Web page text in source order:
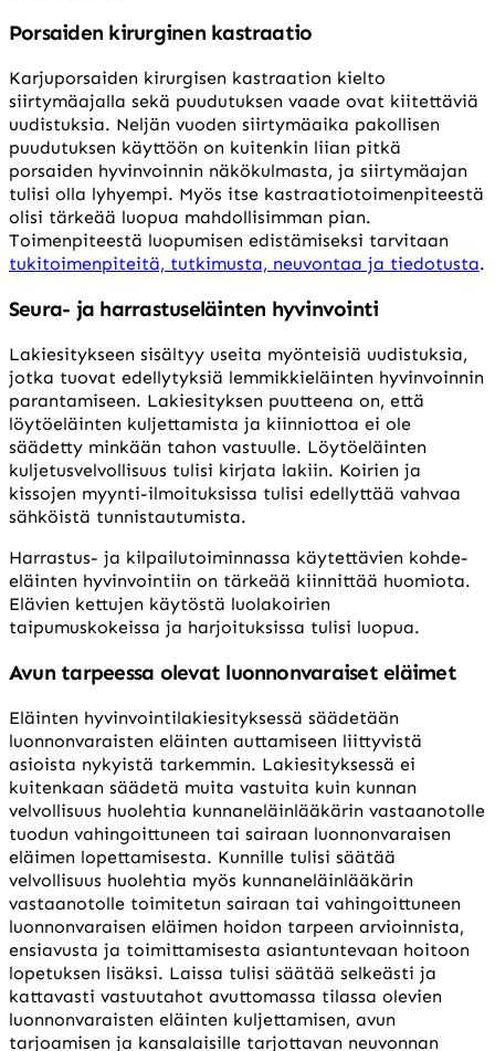
Porsaiden kirurginen kastraatio
Karjuporsaiden kirurgisen kastraation kielto
siirtymäajalla sekä puudutuksen vaade ovat kiitettäviä
uudistuksia. Neljän vuoden siirtymäaika pakollisen
puudutuksen käyttöön on kuitenkin liian pitkä
porsaiden hyvinvoinnin näkökulmasta, ja siirtymäajan
tulisi olla lyhyempi. Myös itse kastraatiotoimenpiteestä
olisi tärkeää luopua mahdollisimman pian.
Toimenpiteestä luopumisen edistämiseksi tarvitaan
tukitoimenpiteitä, tutkimusta, neuvontaa ja tiedotusta.
Seura- ja harrastuseläinten hyvinvointi
Lakiesitykseen sisältyy useita myönteisiä uudistuksia,
jotka tuovat edellytyksiä lemmikkieläinten hyvinvoinnin
parantamiseen. Lakiesityksen puutteena on, että
löytöeläinten kuljettamista ja kiinniottoa ei ole
säädetty minkään tahon vastuulle. Löytöeläinten
kuljetusvelvollisuus tulisi kirjata lakiin. Koirien ja
kissojen myynti-ilmoituksissa tulisi edellyttää vahvaa
sähköistä tunnistautumista.
Harrastus- ja kilpailutoiminnassa käytettävien kohde-
eläinten hyvinvointiin on tärkeää kiinnittää huomiota.
Elävien kettujen käytöstä luolakoirien
taipumuskokeissa ja harjoituksissa tulisi luopua.
Avun tarpeessa olevat luonnonvaraiset eläimet
Eläinten hyvinvointilakiesityksessä säädetään
luonnonvaraisten eläinten auttamiseen liittyvistä
asioista nykyistä tarkemmin. Lakiesityksessä ei
kuitenkaan säädetä muita vastuita kuin kunnan
velvollisuus huolehtia kunnaneläinlääkärin vastaanotolle
tuodun vahingoittuneen tai sairaan luonnonvaraisen
eläimen lopettamisesta. Kunnille tulisi säätää
velvollisuus huolehtia myös kunnaneläinlääkärin
vastaanotolle toimitetun sairaan tai vahingoittuneen
luonnonvaraisen eläimen hoidon tarpeen arvioinnista,
ensiavusta ja toimittamisesta asiantuntevaan hoitoon
lopetuksen lisäksi. Laissa tulisi säätää selkeästi ja
kattavasti vastuutahot avuttomassa tilassa olevien
luonnonvaraisten eläinten kuljettamisen, avun
tarjoamisen ja kansalaisille tarjottavan neuvonnan